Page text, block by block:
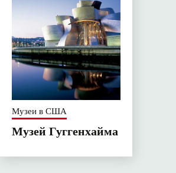
Музеи в США
Музей Гуггенхайма